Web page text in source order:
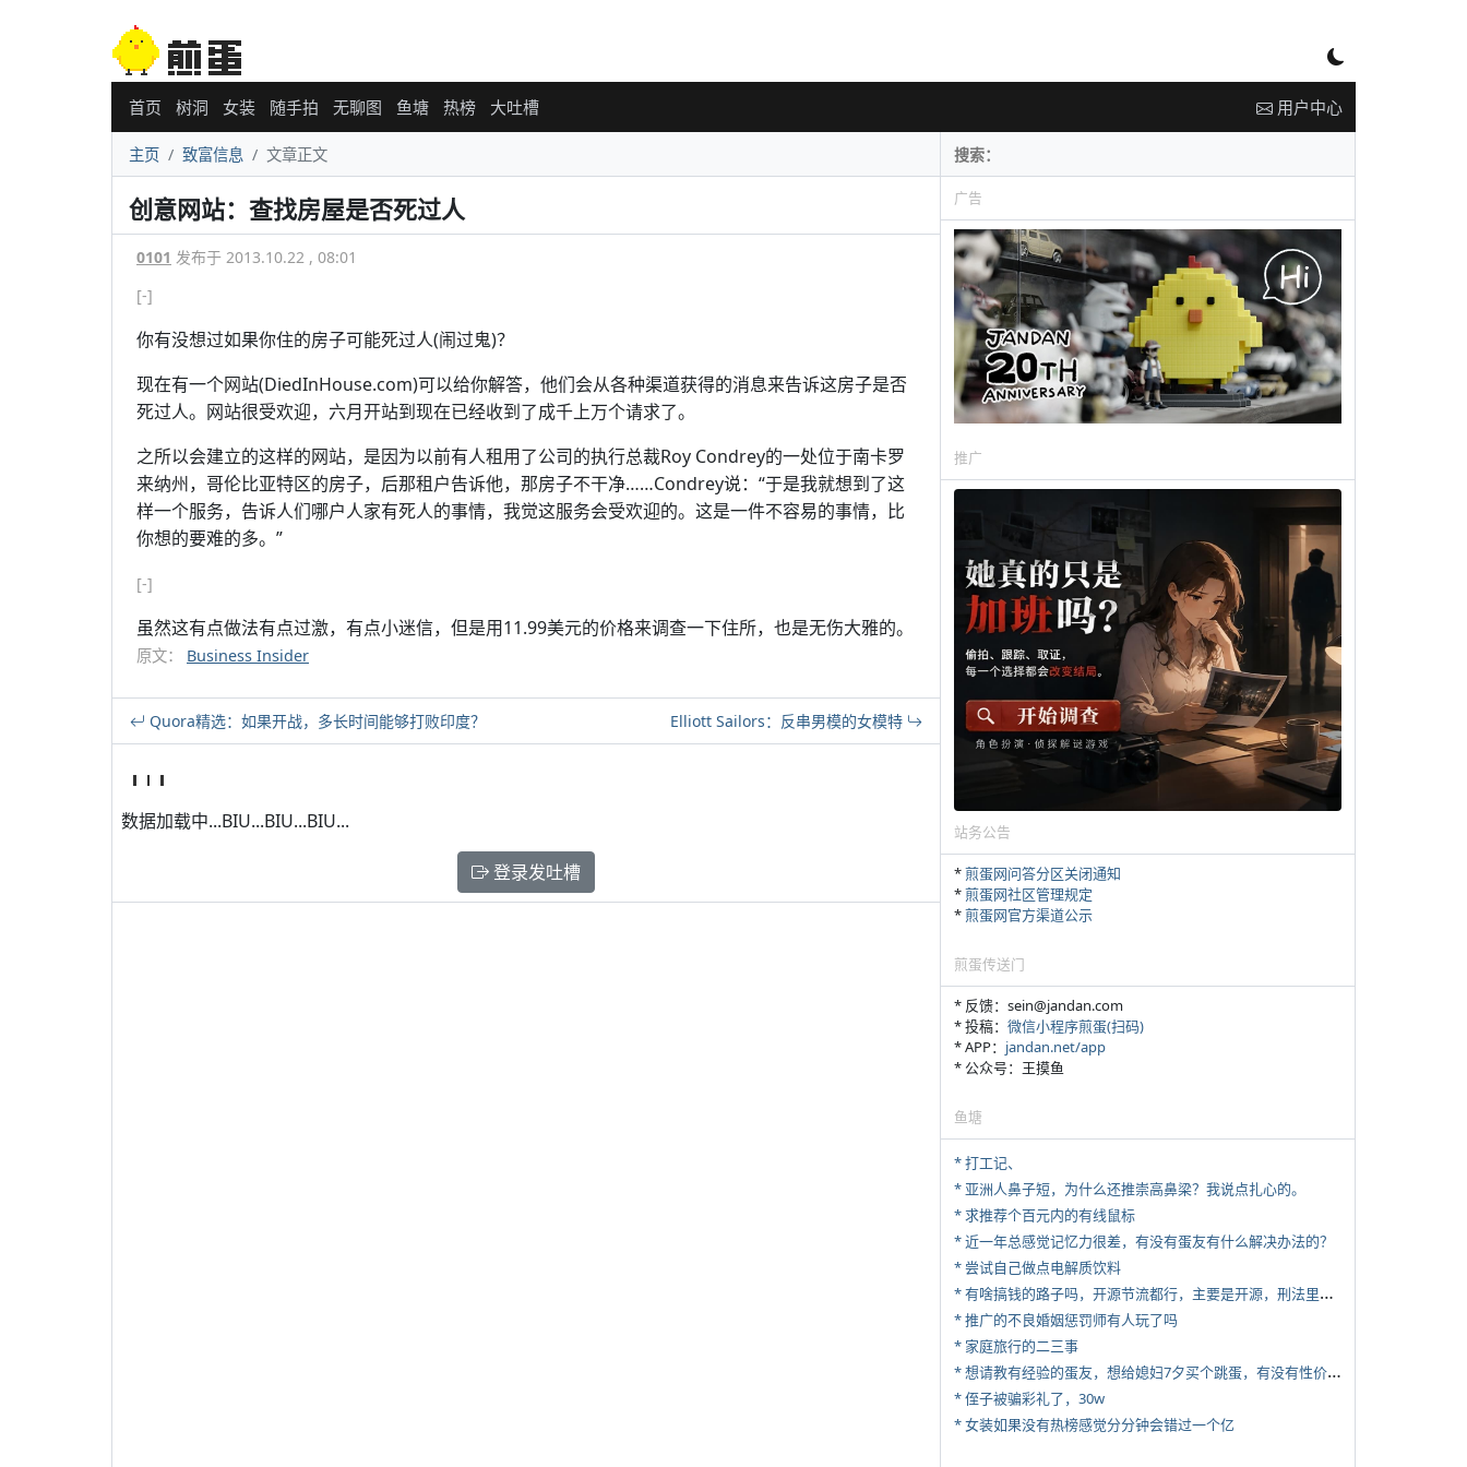
首页 树洞 女装 随手拍 无聊图 鱼塘 热榜 大吐槽 用户中心
主页 致富信息 文章正文
创意网站：查找房屋是否死过人
0101 发布于 2013.10.22 , 08:01
[-]
你有没想过如果你住的房子可能死过人(闹过鬼)？
现在有一个网站(DiedInHouse.com)可以给你解答，他们会从各种渠道获得的消息来告诉这房子是否
死过人。网站很受欢迎，六月开站到现在已经收到了成千上万个请求了。
之所以会建立的这样的网站，是因为以前有人租用了公司的执行总裁Roy Condrey的一处位于南卡罗
来纳州，哥伦比亚特区的房子，后那租户告诉他，那房子不干净……Condrey说：“于是我就想到了这
样一个服务，告诉人们哪户人家有死人的事情，我觉这服务会受欢迎的。这是一件不容易的事情，比
你想的要难的多。”
[-]
虽然这有点做法有点过激，有点小迷信，但是用11.99美元的价格来调查一下住所，也是无伤大雅的。
原文： Business Insider
Quora精选：如果开战，多长时间能够打败印度？ Elliott Sailors：反串男模的女模特
数据加载中...BIU...BIU...BIU...
登录发吐槽
广告
推广
站务公告
*煎蛋网问答分区关闭通知
*煎蛋网社区管理规定
*煎蛋网官方渠道公示
煎蛋传送门
* 反馈：sein@jandan.com
* 投稿： 微信小程序煎蛋(扫码)
* APP： jandan.net/app
* 公众号：王摸鱼
鱼塘
* 打工记、
* 亚洲人鼻子短，为什么还推崇高鼻梁？我说点扎心的。
* 求推荐个百元内的有线鼠标
* 近一年总感觉记忆力很差，有没有蛋友有什么解决办法的？
* 尝试自己做点电解质饮料
*
有啥搞钱的路子吗，开源节流都行，主要是开源，刑法里的咱不做
* 推广的不良婚姻惩罚师有人玩了吗
* 家庭旅行的二三事
*
想请教有经验的蛋友，想给媳妇7夕买个跳蛋，有没有性价比高的推荐
* 侄子被骗彩礼了，30w
* 女装如果没有热榜感觉分分钟会错过一个亿